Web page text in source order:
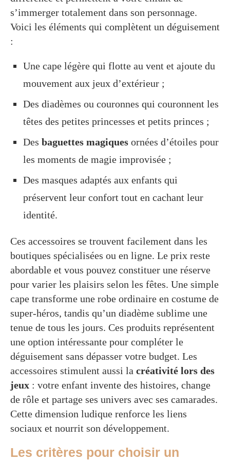
s’immerger totalement dans son personnage.
Voici les éléments qui complètent un déguisement
:
Une cape légère qui flotte au vent et ajoute du
mouvement aux jeux d’extérieur ;
Des diadèmes ou couronnes qui couronnent les
têtes des petites princesses et petits princes ;
Des baguettes magiques ornées d’étoiles pour
les moments de magie improvisée ;
Des masques adaptés aux enfants qui
préservent leur confort tout en cachant leur
identité.
Ces accessoires se trouvent facilement dans les
boutiques spécialisées ou en ligne. Le prix reste
abordable et vous pouvez constituer une réserve
pour varier les plaisirs selon les fêtes. Une simple
cape transforme une robe ordinaire en costume de
super-héros, tandis qu’un diadème sublime une
tenue de tous les jours. Ces produits représentent
une option intéressante pour compléter le
déguisement sans dépasser votre budget. Les
accessoires stimulent aussi la créativité lors des
jeux : votre enfant invente des histoires, change
de rôle et partage ses univers avec ses camarades.
Cette dimension ludique renforce les liens
sociaux et nourrit son développement.
Les critères pour choisir un